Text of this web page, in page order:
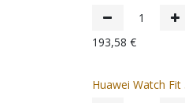
193,58 €
Huawei Watch